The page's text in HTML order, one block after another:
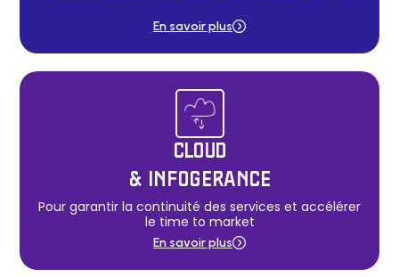
En savoir plus
CLOUD
& INFOGERANCE
Pour garantir la continuité des services et accélérer
le time to market
En savoir plus